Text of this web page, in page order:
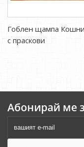
Гоблен щампа
с праскови
Абонирай ме